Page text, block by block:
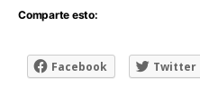
Comparte esto:
Facebook Twitter